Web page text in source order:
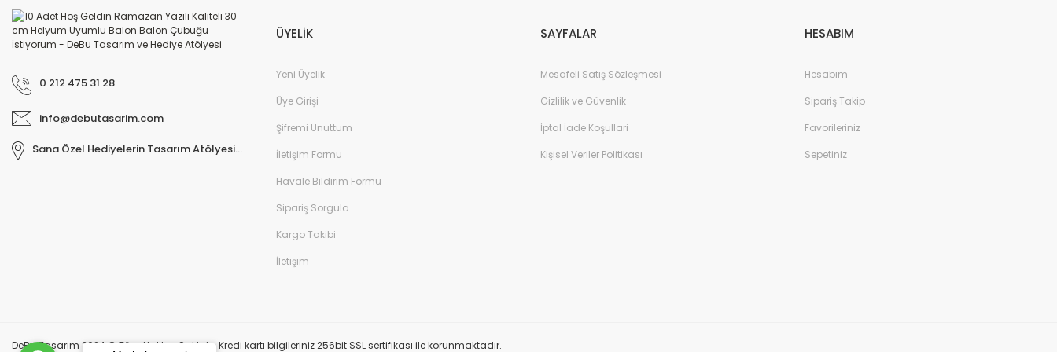
0 212 475 31 28
info@debutasarim.com
Sana Özel Hediyelerin Tasarım Atölyesi...
ÜYELİK
Yeni Üyelik
Üye Girişi
Şifremi Unuttum
İletişim Formu
Havale Bildirim Formu
Sipariş Sorgula
Kargo Takibi
İletişim
SAYFALAR
Mesafeli Satış Sözleşmesi
Gizlilik ve Güvenlik
İptal İade Koşullari
Kişisel Veriler Politikası
HESABIM
Hesabım
Sipariş Takip
Favorileriniz
Sepetiniz
DeBu Tasarım 2024 © Tüm Hakları Saklıdır. Kredi kartı bilgileriniz 256bit SSL sertifikası ile korunmaktadır.